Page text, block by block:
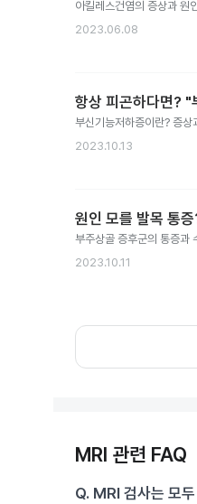
아킬레스건염의 증상과 원
2023.06.08
항상 피곤하다면? "
부신기능저하증이란? 증
2023.10.13
원인 모를 발목 통
부주상골 증후군의 통증과
2023.10.11
MRI 관련 FAQ
Q. MRI 검사는 모